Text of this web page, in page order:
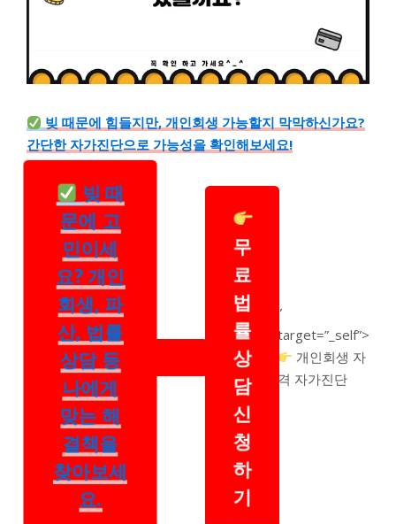
빚 때문에 힘들지만, 개인회생 가능할지 막막하신가요?
간단한 자가진단으로 가능성을 확인해보세요!
빚 때
문에 고
민이세
요? 개인
회생, 파
산, 법률
상담 등
나에게
맞는 해
결책을
찾아보세
요.
무
료
법
률
상
담
신
청
하
기
”
target=”_self”>
개인회생 자
격 자가진단